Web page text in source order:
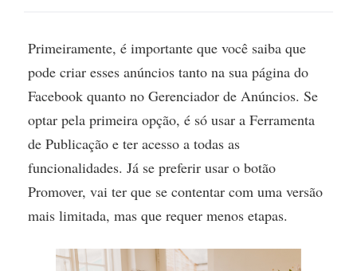
Primeiramente, é importante que você saiba que
pode criar esses anúncios tanto na sua página do
Facebook quanto no Gerenciador de Anúncios. Se
optar pela primeira opção, é só usar a Ferramenta
de Publicação e ter acesso a todas as
funcionalidades. Já se preferir usar o botão
Promover, vai ter que se contentar com uma versão
mais limitada, mas que requer menos etapas.